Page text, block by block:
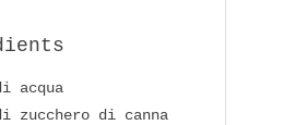
acqua
zucchero di canna